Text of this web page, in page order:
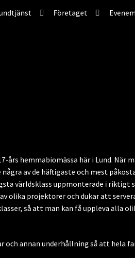
Företaget
års hemmabiomässa här i Lund. När
av de häftigaste och mest
världsklass uppmonterade i riktigt
olika projektorer och dukar att
så att man kan få uppleva alla
och annan underhållning så att hela